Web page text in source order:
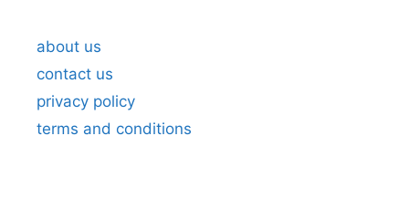
about us
contact us
privacy policy
terms and conditions